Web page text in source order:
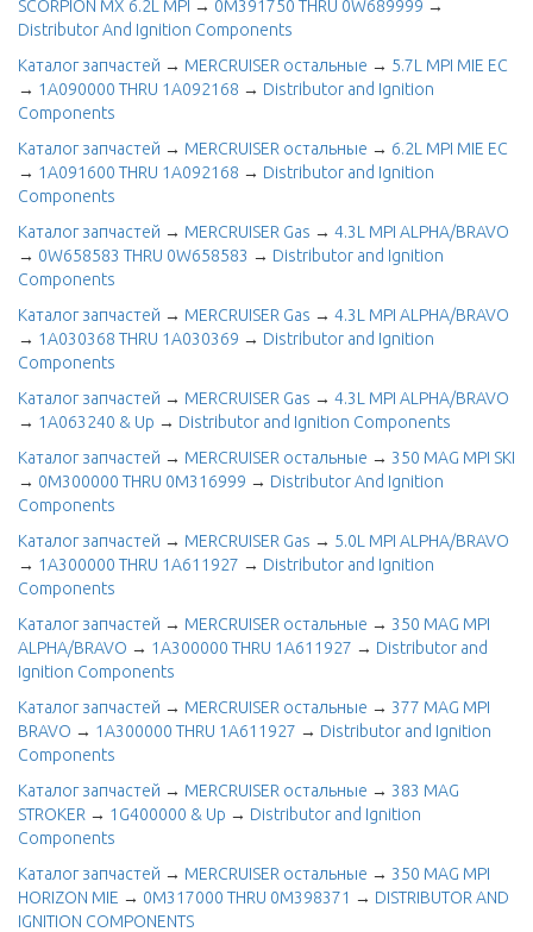
SCORPION MX 6.2L MPI → 0M391750 THRU 0W689999 →
Distributor And Ignition Components
Каталог запчастей → MERCRUISER остальные → 5.7L MPI MIE EC
→ 1A090000 THRU 1A092168 → Distributor and Ignition
Components
Каталог запчастей → MERCRUISER остальные → 6.2L MPI MIE EC
→ 1A091600 THRU 1A092168 → Distributor and Ignition
Components
Каталог запчастей → MERCRUISER Gas → 4.3L MPI ALPHA/BRAVO
→ 0W658583 THRU 0W658583 → Distributor and Ignition
Components
Каталог запчастей → MERCRUISER Gas → 4.3L MPI ALPHA/BRAVO
→ 1A030368 THRU 1A030369 → Distributor and Ignition
Components
Каталог запчастей → MERCRUISER Gas → 4.3L MPI ALPHA/BRAVO
→ 1A063240 & Up → Distributor and Ignition Components
Каталог запчастей → MERCRUISER остальные → 350 MAG MPI SKI
→ 0M300000 THRU 0M316999 → Distributor And Ignition
Components
Каталог запчастей → MERCRUISER Gas → 5.0L MPI ALPHA/BRAVO
→ 1A300000 THRU 1A611927 → Distributor and Ignition
Components
Каталог запчастей → MERCRUISER остальные → 350 MAG MPI
ALPHA/BRAVO → 1A300000 THRU 1A611927 → Distributor and
Ignition Components
Каталог запчастей → MERCRUISER остальные → 377 MAG MPI
BRAVO → 1A300000 THRU 1A611927 → Distributor and Ignition
Components
Каталог запчастей → MERCRUISER остальные → 383 MAG
STROKER → 1G400000 & Up → Distributor and Ignition
Components
Каталог запчастей → MERCRUISER остальные → 350 MAG MPI
HORIZON MIE → 0M317000 THRU 0M398371 → DISTRIBUTOR AND
IGNITION COMPONENTS